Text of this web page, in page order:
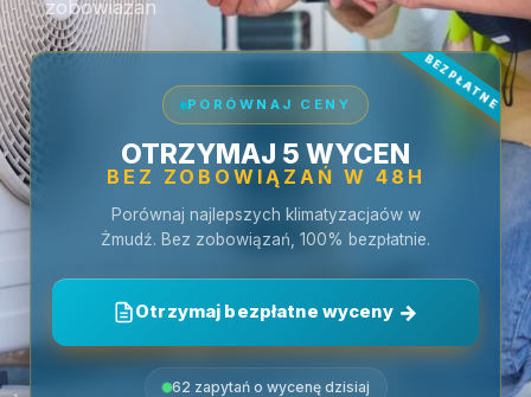
zobowiazan
PORÓWNAJ CENY
OTRZYMAJ 5 WYCEN
BEZ ZOBOWIĄZAŃ W 48H
Porównaj najlepszych klimatyzacjaów w
Żmudź. Bez zobowiązań, 100% bezpłatnie.
Otrzymaj bezpłatne wyceny
62 zapytań o wycenę dzisiaj